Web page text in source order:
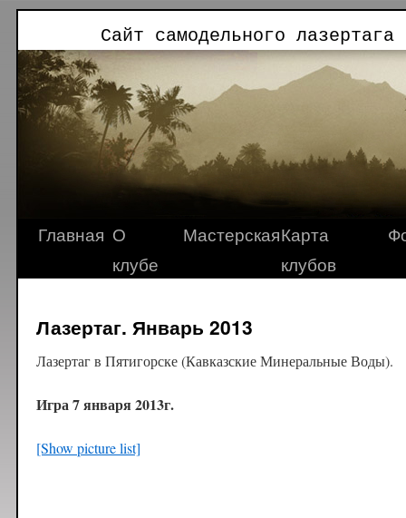
Сайт самодельного
Главная О
клубе
МастерскаяКарта
клубов
Лазертаг. Январь 2013
Лазертаг в Пятигорске (Кавказские Минеральные Воды).
Игра 7 января 2013г.
[Show picture list]